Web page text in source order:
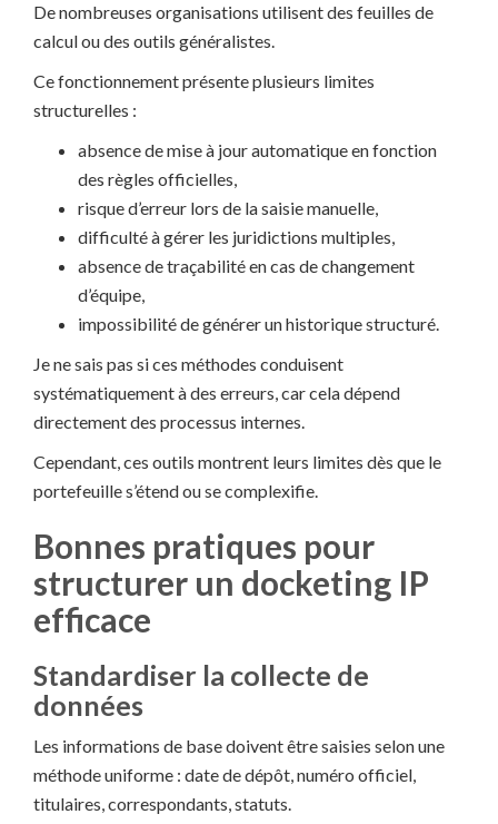
De nombreuses organisations utilisent des feuilles de
calcul ou des outils généralistes.
Ce fonctionnement présente plusieurs limites
structurelles :
absence de mise à jour automatique en fonction
des règles officielles,
risque d’erreur lors de la saisie manuelle,
difficulté à gérer les juridictions multiples,
absence de traçabilité en cas de changement
d’équipe,
impossibilité de générer un historique structuré.
Je ne sais pas si ces méthodes conduisent
systématiquement à des erreurs, car cela dépend
directement des processus internes.
Cependant, ces outils montrent leurs limites dès que le
portefeuille s’étend ou se complexifie.
Bonnes pratiques pour
structurer un docketing IP
efficace
Standardiser la collecte de
données
Les informations de base doivent être saisies selon une
méthode uniforme : date de dépôt, numéro officiel,
titulaires, correspondants, statuts.